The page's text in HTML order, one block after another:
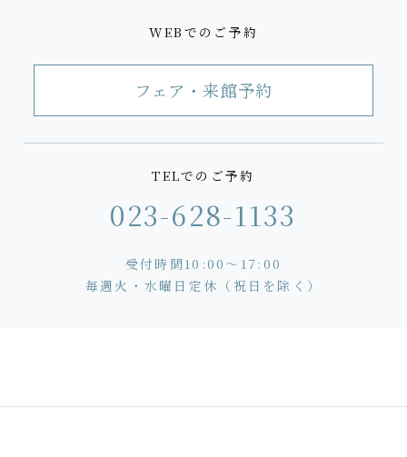
WEBでのご予約
フェア・来館予約
TELでのご予約
023-628-1133
受付時間10:00〜17:00
毎週火・水曜日定休（祝日を除く）